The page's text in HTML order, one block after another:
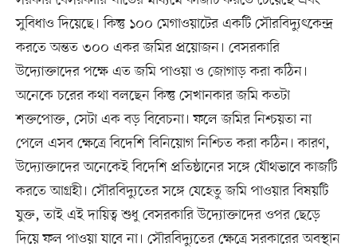
সুবিধাও দিয়েছে। কিন্তু ১০০ মেগাওয়াটের একটি সৌরবিদ্যুৎকেন্দ্র
করতে অন্তত ৩০০ একর জমির প্রয়োজন। বেসরকারি
উদ্যোক্তাদের পক্ষে এত জমি পাওয়া ও জোগাড় করা কঠিন।
অনেকে চরের কথা বলছেন কিন্তু সেখানকার জমি কতটা
শক্তপোক্ত, সেটা এক বড় বিবেচনা। ফলে জমির নিশ্চয়তা না
পেলে এসব ক্ষেত্রে বিদেশি বিনিয়োগ নিশ্চিত করা কঠিন। কারণ,
উদ্যোক্তাদের অনেকেই বিদেশি প্রতিষ্ঠানের সঙ্গে যৌথভাবে কাজটি
করতে আগ্রহী। সৌরবিদ্যুতের সঙ্গে যেহেতু জমি পাওয়ার বিষয়টি
যুক্ত, তাই এই দায়িত্ব শুধু বেসরকারি উদ্যোক্তাদের ওপর ছেড়ে
দিয়ে ফল পাওয়া যাবে না। সৌরবিদ্যুতের ক্ষেত্রে সরকারের অবস্থান